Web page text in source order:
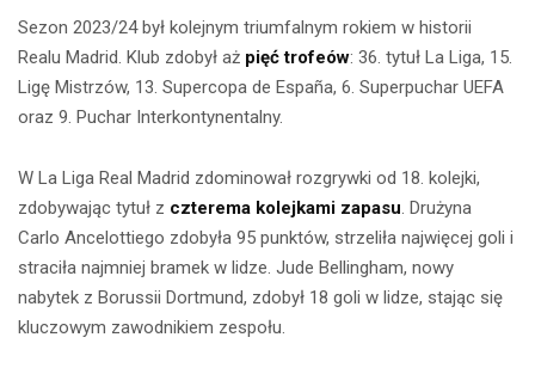
Sezon 2023/24 był kolejnym triumfalnym rokiem w historii
Realu Madrid. Klub zdobył aż pięć trofeów: 36. tytuł La Liga, 15.
Ligę Mistrzów, 13. Supercopa de España, 6. Superpuchar UEFA
oraz 9. Puchar Interkontynentalny.
W La Liga Real Madrid zdominował rozgrywki od 18. kolejki,
zdobywając tytuł z czterema kolejkami zapasu. Drużyna
Carlo Ancelottiego zdobyła 95 punktów, strzeliła najwięcej goli i
straciła najmniej bramek w lidze. Jude Bellingham, nowy
nabytek z Borussii Dortmund, zdobył 18 goli w lidze, stając się
kluczowym zawodnikiem zespołu.